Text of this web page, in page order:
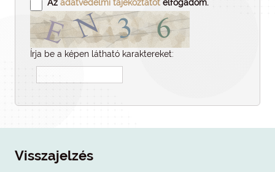
Az adatvédelmi tájékoztatót elfogadom.
Írja be a képen látható karaktereket:
Visszajelzés